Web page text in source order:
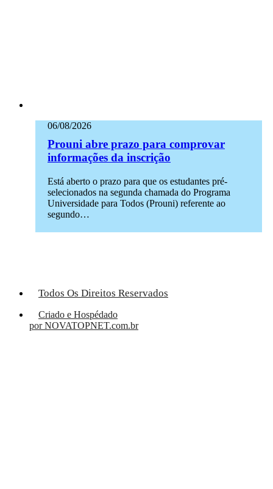
06/08/2026
Prouni abre prazo para comprovar
informações da inscrição
Está aberto o prazo para que os estudantes pré-
selecionados na segunda chamada do Programa
Universidade para Todos (Prouni) referente ao
segundo…
Todos Os Direitos Reservados
Criado e Hospédado
por NOVATOPNET.com.br